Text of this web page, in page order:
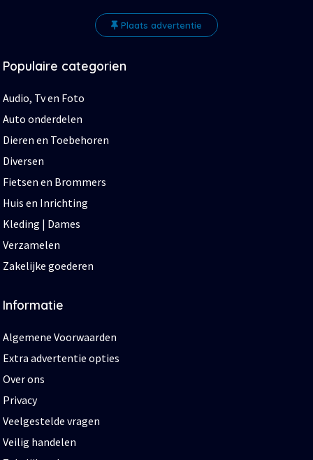
Plaats advertentie
Populaire categorien
Audio, Tv en Foto
Auto onderdelen
Dieren en Toebehoren
Diversen
Fietsen en Brommers
Huis en Inrichting
Kleding | Dames
Verzamelen
Zakelijke goederen
Informatie
Algemene Voorwaarden
Extra advertentie opties
Over ons
Privacy
Veelgestelde vragen
Veilig handelen